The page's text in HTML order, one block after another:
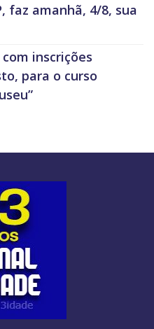
faz amanhã, 4/8, sua
inscrições
para o curso